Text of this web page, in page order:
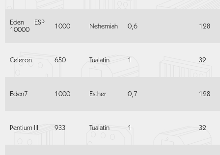
Eden ESP
10000
1000 Nehemiah 0,6 128
Celeron 650 Tualatin 1 32
Eden7 1000 Esther 0,7 128
Pentium III 933 Tualatin 1 32